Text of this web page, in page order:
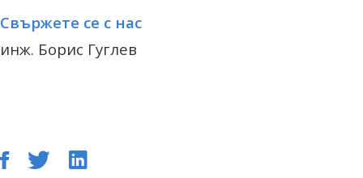
Свържете се с нас
инж. Борис Гуглев
Facebook share
TweetLinkedin share